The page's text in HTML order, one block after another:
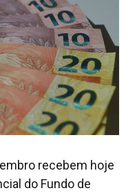
recebem hoje
do Fundo de